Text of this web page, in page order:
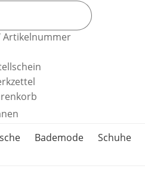
Artikelnummer
Bademode Schuhe